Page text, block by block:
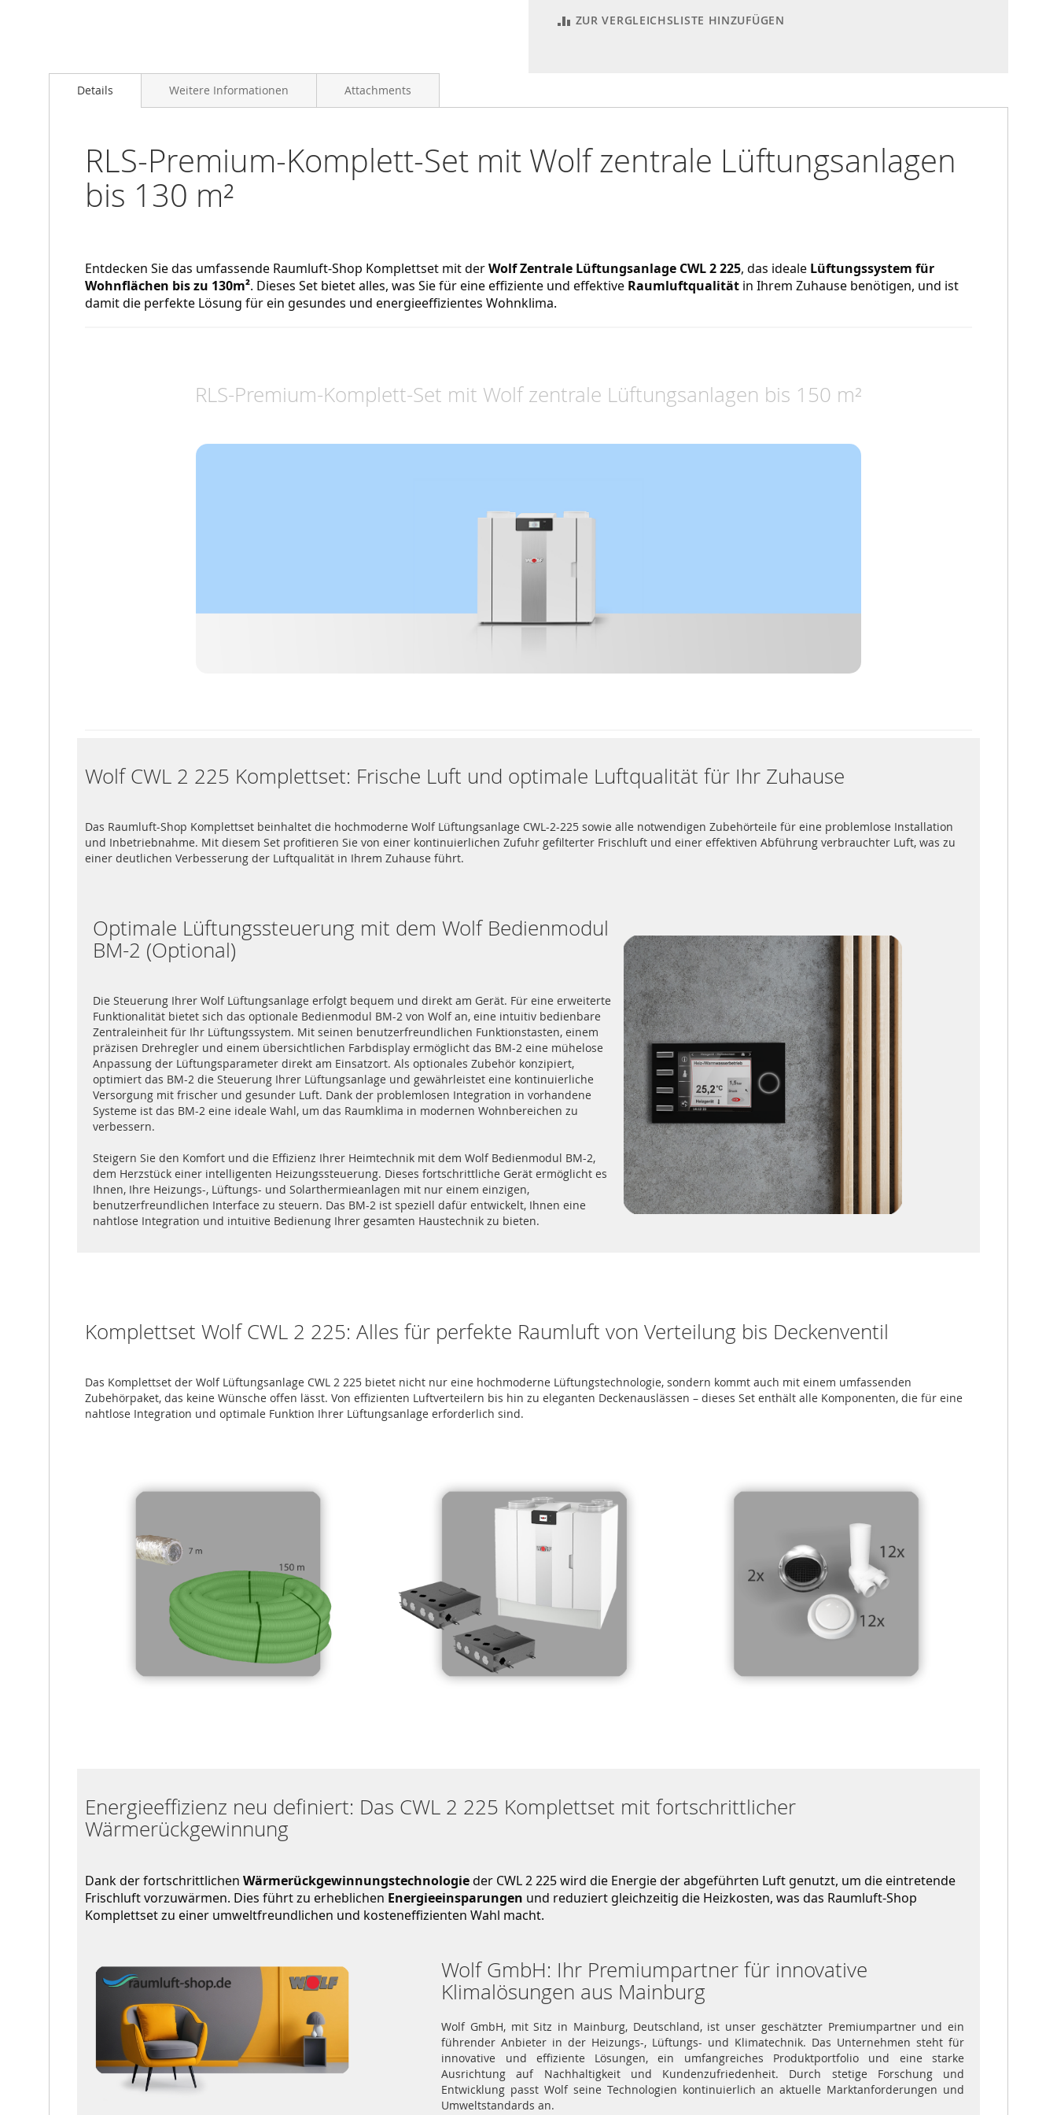
ZUR VERGLEICHSLISTE HINZUFÜGEN
Details
RLS-Premium-Komplett-Set mit Wolf zentrale Lüftungsanlagen
bis 130 m²
Entdecken Sie das umfassende Raumluft-Shop Komplettset mit der Wolf Zentrale Lüftungsanlage CWL 2 225, das ideale Lüftungssystem für
Wohnflächen bis zu 130m². Dieses Set bietet alles, was Sie für eine effiziente und effektive Raumluftqualität in Ihrem Zuhause benötigen, und ist
damit die perfekte Lösung für ein gesundes und energieeffizientes Wohnklima.
RLS-Premium-Komplett-Set mit Wolf zentrale Lüftungsanlagen bis 150 m²
Wolf CWL 2 225 Komplettset: Frische Luft und optimale Luftqualität für Ihr Zuhause
Das Raumluft-Shop Komplettset beinhaltet die hochmoderne Wolf Lüftungsanlage CWL-2-225 sowie alle notwendigen Zubehörteile für eine problemlose Installation
und Inbetriebnahme. Mit diesem Set profitieren Sie von einer kontinuierlichen Zufuhr gefilterter Frischluft und einer effektiven Abführung verbrauchter Luft, was zu
einer deutlichen Verbesserung der Luftqualität in Ihrem Zuhause führt.
Optimale Lüftungssteuerung mit dem Wolf Bedienmodul
BM-2 (Optional)
Die Steuerung Ihrer Wolf Lüftungsanlage erfolgt bequem und direkt am Gerät. Für eine erweiterte
Funktionalität bietet sich das optionale Bedienmodul BM-2 von Wolf an, eine intuitiv bedienbare
Zentraleinheit für Ihr Lüftungssystem. Mit seinen benutzerfreundlichen Funktionstasten, einem
präzisen Drehregler und einem übersichtlichen Farbdisplay ermöglicht das BM-2 eine mühelose
Anpassung der Lüftungsparameter direkt am Einsatzort. Als optionales Zubehör konzipiert,
optimiert das BM-2 die Steuerung Ihrer Lüftungsanlage und gewährleistet eine kontinuierliche
Versorgung mit frischer und gesunder Luft. Dank der problemlosen Integration in vorhandene
Systeme ist das BM-2 eine ideale Wahl, um das Raumklima in modernen Wohnbereichen zu
verbessern.
Steigern Sie den Komfort und die Effizienz Ihrer Heimtechnik mit dem Wolf Bedienmodul BM-2,
dem Herzstück einer intelligenten Heizungssteuerung. Dieses fortschrittliche Gerät ermöglicht es
Ihnen, Ihre Heizungs-, Lüftungs- und Solarthermieanlagen mit nur einem einzigen,
benutzerfreundlichen Interface zu steuern. Das BM-2 ist speziell dafür entwickelt, Ihnen eine
nahtlose Integration und intuitive Bedienung Ihrer gesamten Haustechnik zu bieten.
Komplettset Wolf CWL 2 225: Alles für perfekte Raumluft von Verteilung bis Deckenventil
Das Komplettset der Wolf Lüftungsanlage CWL 2 225 bietet nicht nur eine hochmoderne Lüftungstechnologie, sondern kommt auch mit einem umfassenden
Zubehörpaket, das keine Wünsche offen lässt. Von effizienten Luftverteilern bis hin zu eleganten Deckenauslässen – dieses Set enthält alle Komponenten, die für eine
nahtlose Integration und optimale Funktion Ihrer Lüftungsanlage erforderlich sind.
Energieeffizienz neu definiert: Das CWL 2 225 Komplettset mit fortschrittlicher
Wärmerückgewinnung
Dank der fortschrittlichen Wärmerückgewinnungstechnologie der CWL 2 225 wird die Energie der abgeführten Luft genutzt, um die eintretende
Frischluft vorzuwärmen. Dies führt zu erheblichen Energieeinsparungen und reduziert gleichzeitig die Heizkosten, was das Raumluft-Shop
Komplettset zu einer umweltfreundlichen und kosteneffizienten Wahl macht.
Wolf GmbH: Ihr Premiumpartner für innovative
Klimalösungen aus Mainburg
Wolf GmbH, mit Sitz in Mainburg, Deutschland, ist unser geschätzter Premiumpartner und ein
führender Anbieter in der Heizungs-, Lüftungs- und Klimatechnik. Das Unternehmen steht für
innovative und effiziente Lösungen, ein umfangreiches Produktportfolio und eine starke
Ausrichtung auf Nachhaltigkeit und Kundenzufriedenheit. Durch stetige Forschung und
Entwicklung passt Wolf seine Technologien kontinuierlich an aktuelle Marktanforderungen und
Umweltstandards an.
Weitere Informationen Attachments